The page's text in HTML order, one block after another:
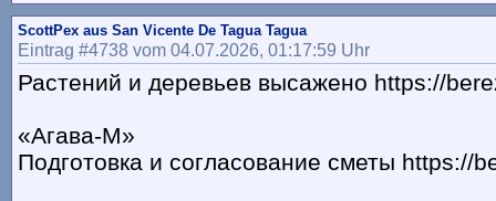
ScottPex aus San Vicente De Tagua Tagua
Eintrag #4738 vom 04.07.2026, 01:17:59 Uhr
Растений и деревьев высажено https://
«Агава-М»
Подготовка и согласование сметы https://